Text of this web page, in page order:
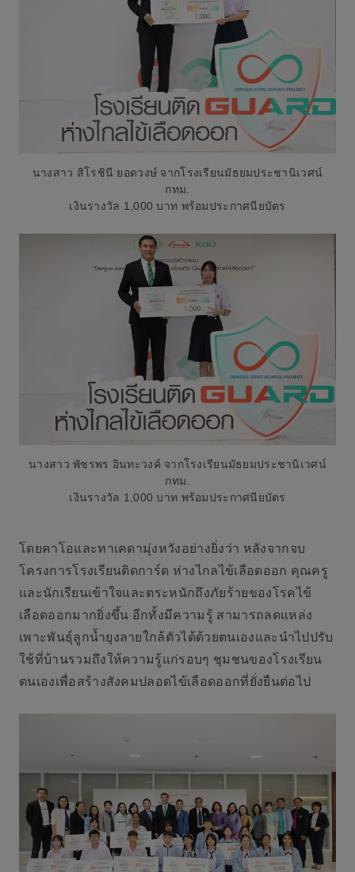
นางสาว สิโรชินี ยอดวงษ์ จากโรงเรียนมัธยมประชานิเวศน์
กทม.
เงินรางวัล 1,000 บาท พร้อมประกาศนียบัตร
นางสาว พัชรพร อินทะวงค์ จากโรงเรียนมัธยมประชานิเวศน์
กทม.
เงินรางวัล 1,000 บาท พร้อมประกาศนียบัตร
โดยคาโอและทาเคดามุ่งหวังอย่างยิ่งว่า หลังจากจบ
โครงการโรงเรียนติดการ์ด ห่างไกลไข้เลือดออก คุณครู
และนักเรียนเข้าใจและตระหนักถึงภัยร้ายของโรคไข้
เลือดออกมากยิ่งขึ้น อีกทั้งมีความรู้ สามารถลดแหล่ง
เพาะพันธุ์ลูกน้ำยุงลายใกล้ตัวได้ด้วยตนเองและนำไปปรับ
ใช้ที่บ้านรวมถึงให้ความรู้แก่รอบๆ ชุมชนของโรงเรียน
ตนเองเพื่อสร้างสังคมปลอดไข้เลือดออกที่ยั่งยืนต่อไป